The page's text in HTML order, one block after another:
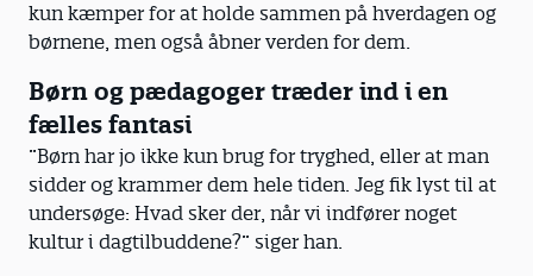
kun kæmper for at holde sammen på hverdagen og
børnene, men også åbner verden for dem.
Børn og pædagoger træder ind i en
fælles fantasi
”Børn har jo ikke kun brug for tryghed, eller at man
sidder og krammer dem hele tiden. Jeg fik lyst til at
undersøge: Hvad sker der, når vi indfører noget
kultur i dagtilbuddene?” siger han.